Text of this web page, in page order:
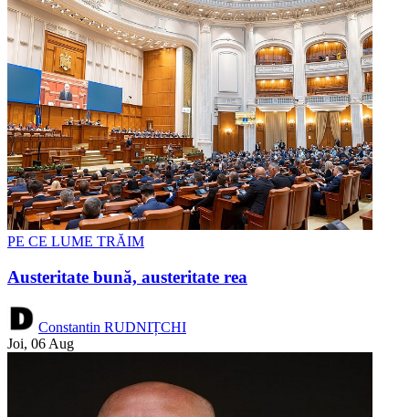
PE CE LUME TRĂIM
Austeritate bună, austeritate rea
Constantin RUDNIȚCHI
Joi, 06 Aug